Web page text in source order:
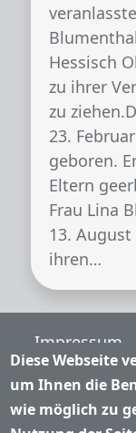
Hessisch
zu ihrer
zu
23.
geboren.
Eltern
Frau Lina
13.
ihren…
Fußzeile
Impressum
Diese Webseite
um Ihnen die
wie möglich zu